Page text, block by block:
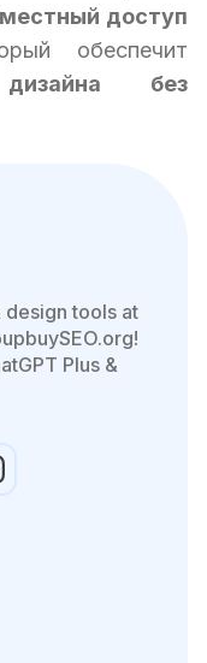
доступ
обеспечит
без
design tools at
Plus &